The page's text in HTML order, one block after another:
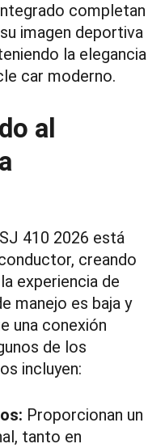
completan
imagen deportiva
la elegancia
car moderno.
al
410 2026 está
creando
experiencia de
manejo es baja y
una conexión
de los
incluyen:
Proporcionan un
tanto en